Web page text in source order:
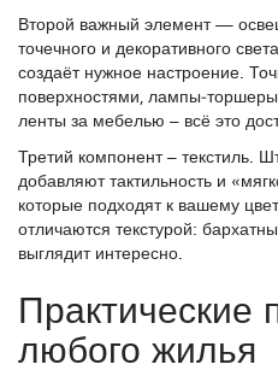
Второй важный элемент —
точечного и декоративного
создаёт нужное настроение.
поверхностями,
ленты за мебелью – всё это
Третий компонент – текстиль.
добавляют тактильность и
которые подходят к вашему
отличаются текстурой:
выглядит интересно.
любого жилья